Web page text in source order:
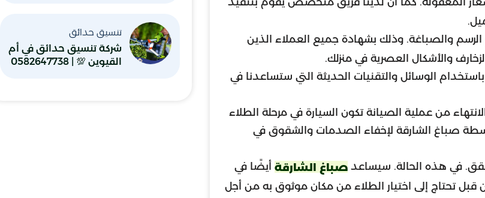
الرسم والصباغة. وذلك بشهادة جميع العملاء الذين
والأشكال العصرية في منزلك.
الوسائل والتقنيات الحديثة التي ستساعدنا في
من عملية الصيانة تكون السيارة في مرحلة الطلاء
صباغ الشارقة لإخفاء الصدمات والشقوق في
في هذه الحالة. سيساعد صباغ الشارقة أيضًا في
قبل تحتاج إلى اختيار الطلاء من مكان موثوق به من أجل
تنسيق حدائق
شركة تنسيق حدائق في أم
القيوين 💯 | 0582647738